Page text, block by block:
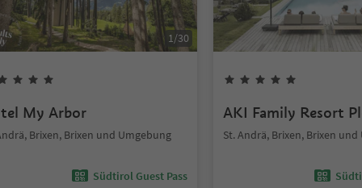
1/30
My Arbor
Brixen, Brixen und Umgebung
Südtirol Guest Pass
AKI Family Resort
St. Andrä, Brixen, Brixen